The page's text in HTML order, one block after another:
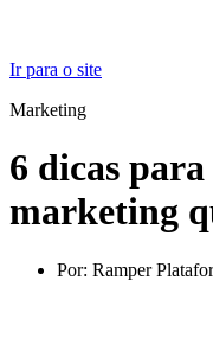
Ir para o site
Marketing
6 dicas
marketing
Por: Ramper